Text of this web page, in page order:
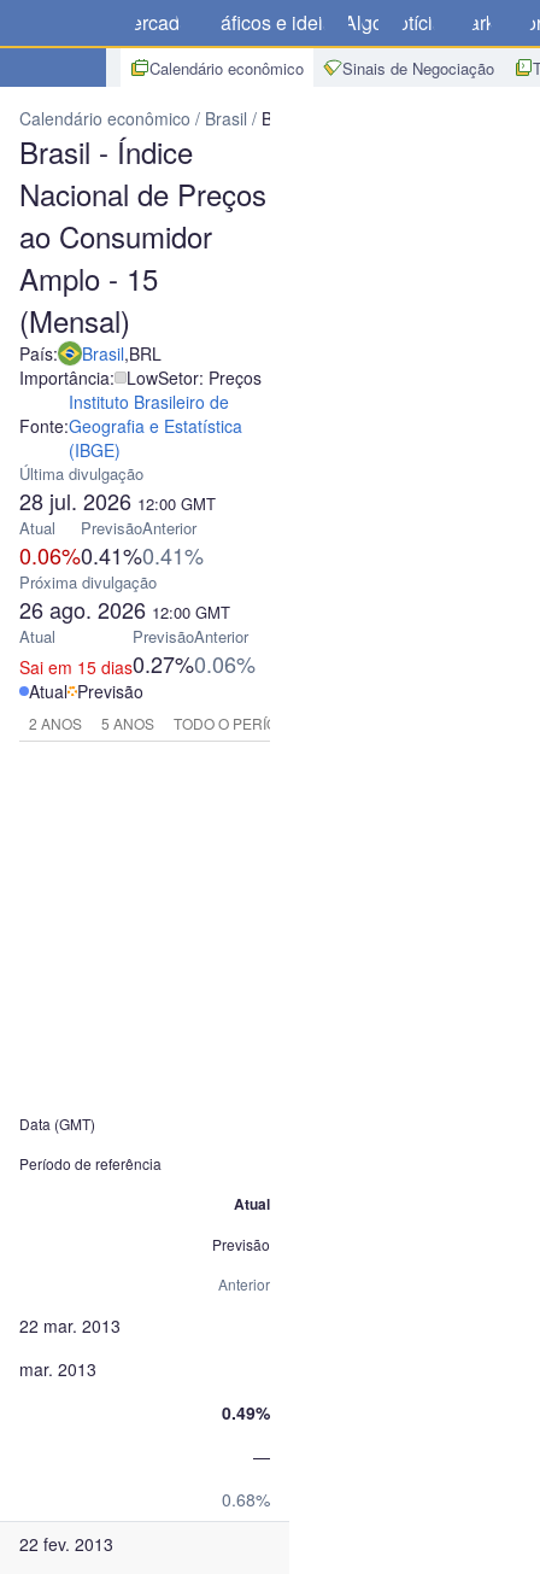
Mercados Gráficos e ideias Algo Notícias Market
Calendário econômico Sinais de Negociação
Calendário econômico Brasil Brasil - Índice Nacional de Preços
Brasil - Índice
Nacional de Preços
ao Consumidor
Amplo - 15
(Mensal)
País: Brasil,BRL
Importância: LowSetor: Preços
Fonte:
Instituto Brasileiro de
Geografia e Estatística
(IBGE)
Última divulgação
28 jul. 2026 12:00 GMT
Atual
0.06%
Previsão
0.41%
Anterior
0.41%
Próxima divulgação
26 ago. 2026 12:00 GMT
Atual
Sai em 15 dias
Previsão
0.27%
Anterior
0.06%
Atual Previsão
2 ANOS 5 ANOS TODO O PERÍODO
Data (GMT)
Período de referência
Atual
Previsão
Anterior
22 mar. 2013
mar. 2013
0.49%
—
0.68%
22 fev. 2013